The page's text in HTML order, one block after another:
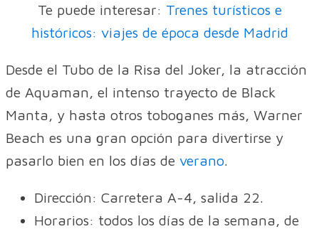
Te puede interesar: Trenes turísticos e
históricos: viajes de época desde Madrid
Desde el Tubo de la Risa del Joker, la atracción
de Aquaman, el intenso trayecto de Black
Manta, y hasta otros toboganes más, Warner
Beach es una gran opción para divertirse y
pasarlo bien en los días de verano
Dirección: Carretera A-4, salida 22.
Horarios: todos los días de la semana, de